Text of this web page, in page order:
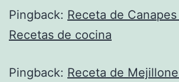
Pingback: Receta de Canapes
Recetas de cocina
Pingback: Receta de